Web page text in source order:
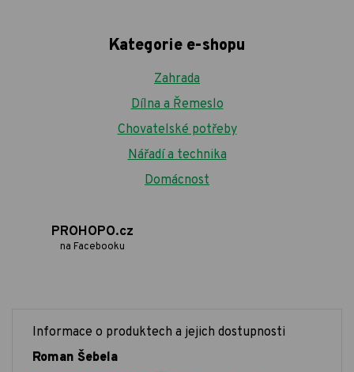
Kategorie e-shopu
Zahrada
Dílna a Řemeslo
Chovatelské potřeby
Nářadí a technika
Domácnost
PROHOPO.cz
na Facebooku
Informace o produktech a jejich dostupnosti
Roman Šebela